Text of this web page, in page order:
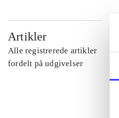
Artikler
Alle registrerede artikler
fordelt på udgivelser